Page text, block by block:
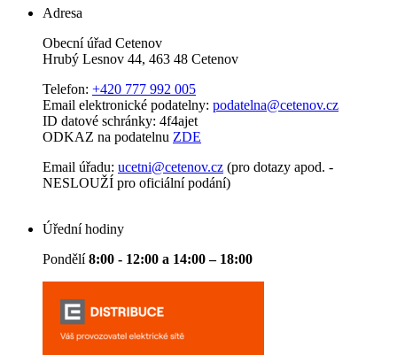
Adresa
Obecní úřad Cetenov
Hrubý Lesnov 44, 463 48 Cetenov
Telefon: +420 777 992 005
Email elektronické podatelny: podatelna@cetenov.cz
ID datové schránky: 4f4ajet
ODKAZ na podatelnu ZDE
Email úřadu: ucetni@cetenov.cz (pro dotazy apod. -
NESLOUŽÍ pro oficiální podání)
Úřední hodiny
Pondělí8:00 - 12:00 a 14:00 – 18:00